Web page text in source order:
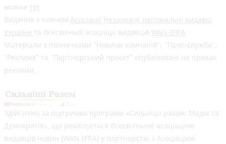
можна тут
Видання є членом Асоціації Незалежні регіональні видавці
України та Всесвітньої асоціації видавців WAN-IFRA
Матеріали з позначками "Новини компаній", "Прес-служба",
"Реклама" та "Партнерський проєкт" опубліковані на правах
реклами.
Здійснено за підтримки програми «Сильніші разом: Медіа та
Демократія», що реалізується Всесвітньою асоціацією
видавців новин (WAN-IFRA) у партнерстві з Асоціацією